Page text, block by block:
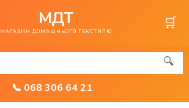
МДТ
МАГАЗИН ДОМАШНЬОГО ТЕКСТИЛЮ 🛒
🔍
📞 068 306 64 21